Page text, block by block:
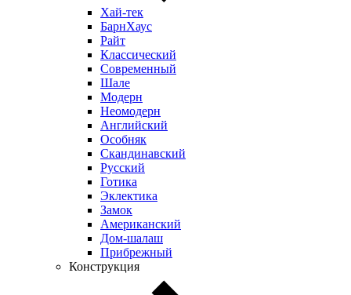
Хай-тек
БарнХаус
Райт
Классический
Современный
Шале
Модерн
Неомодерн
Английский
Особняк
Скандинавский
Русский
Готика
Эклектика
Замок
Американский
Дом-шалаш
Прибрежный
Конструкция